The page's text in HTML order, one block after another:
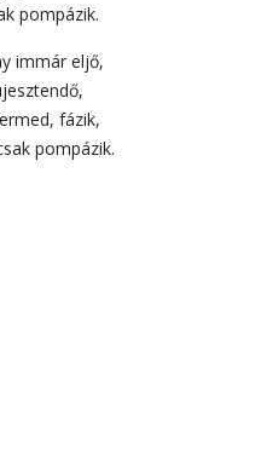
pompázik.
immár eljő,
fázik,
pompázik.